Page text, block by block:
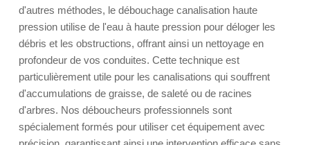
d'autres méthodes, le débouchage canalisation haute
pression utilise de l'eau à haute pression pour déloger les
débris et les obstructions, offrant ainsi un nettoyage en
profondeur de vos conduites. Cette technique est
particulièrement utile pour les canalisations qui souffrent
d'accumulations de graisse, de saleté ou de racines
d'arbres. Nos déboucheurs professionnels sont
spécialement formés pour utiliser cet équipement avec